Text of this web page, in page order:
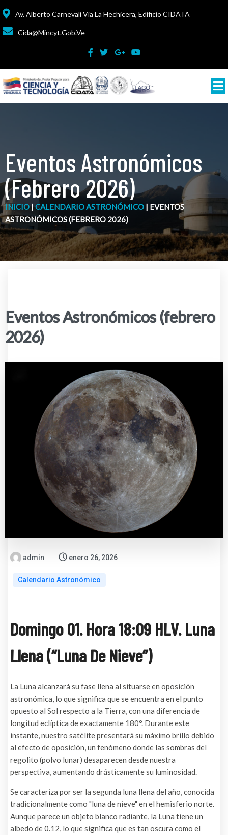
Av. Alberto Carnevali Vía La Hechicera, Edificio CIDATA
Cida@mincyt.gob.ve
Eventos Astronómicos
(febrero 2026)
INICIO|CALENDARIO ASTRONÓMICO | EVENTOS
ASTRONÓMICOS (FEBRERO 2026)
Eventos Astronómicos (febrero
2026)
admin enero 26, 2026
Calendario Astronómico
Domingo 01. Hora 18:09 HLV. Luna
Llena (“Luna De Nieve”)
La Luna alcanzará su fase llena al situarse en oposición
astronómica, lo que significa que se encuentra en el punto
opuesto al Sol respecto a la Tierra, con una diferencia de
longitud eclíptica de exactamente 180°. Durante este
instante, nuestro satélite presentará su máximo brillo debido
al efecto de oposición, un fenómeno donde las sombras del
regolito (polvo lunar) desaparecen desde nuestra
perspectiva, aumentando drásticamente su luminosidad.
Se caracteriza por ser la segunda luna llena del año, conocida
tradicionalmente como "luna de nieve" en el hemisferio norte.
Aunque parece un objeto blanco radiante, la Luna tiene un
albedo de 0.12, lo que significa que es tan oscura como el